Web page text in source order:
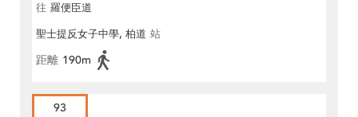
往 羅便臣道
聖士提反女子中學, 柏道 站
距離 190m
93